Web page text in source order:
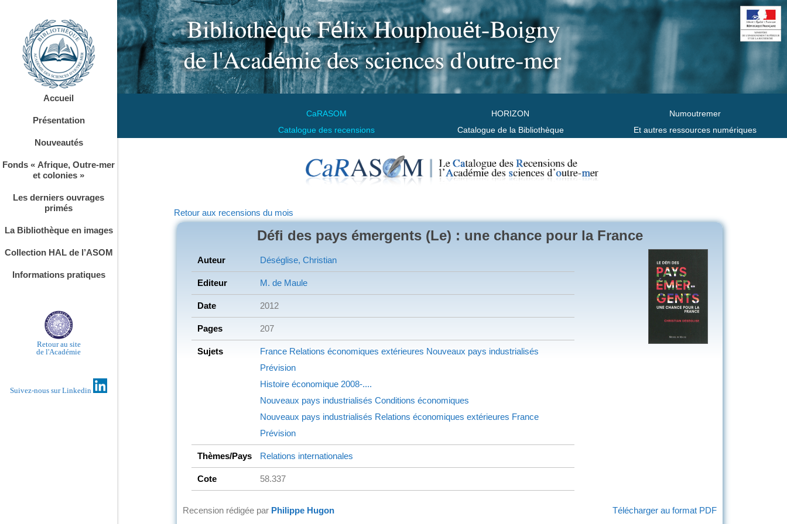
CaRASOM
Catalogue des recensions
HORIZON
Catalogue de la Bibliothèque
Numoutremer
Et autres ressources numériques
Accueil
Présentation
Nouveautés
Fonds « Afrique, Outre-mer
et colonies »
Les derniers ouvrages
primés
La Bibliothèque en images
Collection HAL de l’ASOM
Informations pratiques
Retour au site
de l'Académie
Suivez-nous sur Linkedin
Retour aux recensions du mois
Défi des pays émergents (Le) : une chance pour la France
Auteur Déséglise, Christian
Editeur M. de Maule
Date 2012
Pages 207
Sujets France Relations économiques extérieures Nouveaux pays industrialisés
Prévision
Histoire économique 2008-....
Nouveaux pays industrialisés Conditions économiques
Nouveaux pays industrialisés Relations économiques extérieures France
Prévision
Thèmes/Pays Relations internationales
Cote 58.337
Télécharger au format PDF
Recension rédigée par Philippe Hugon